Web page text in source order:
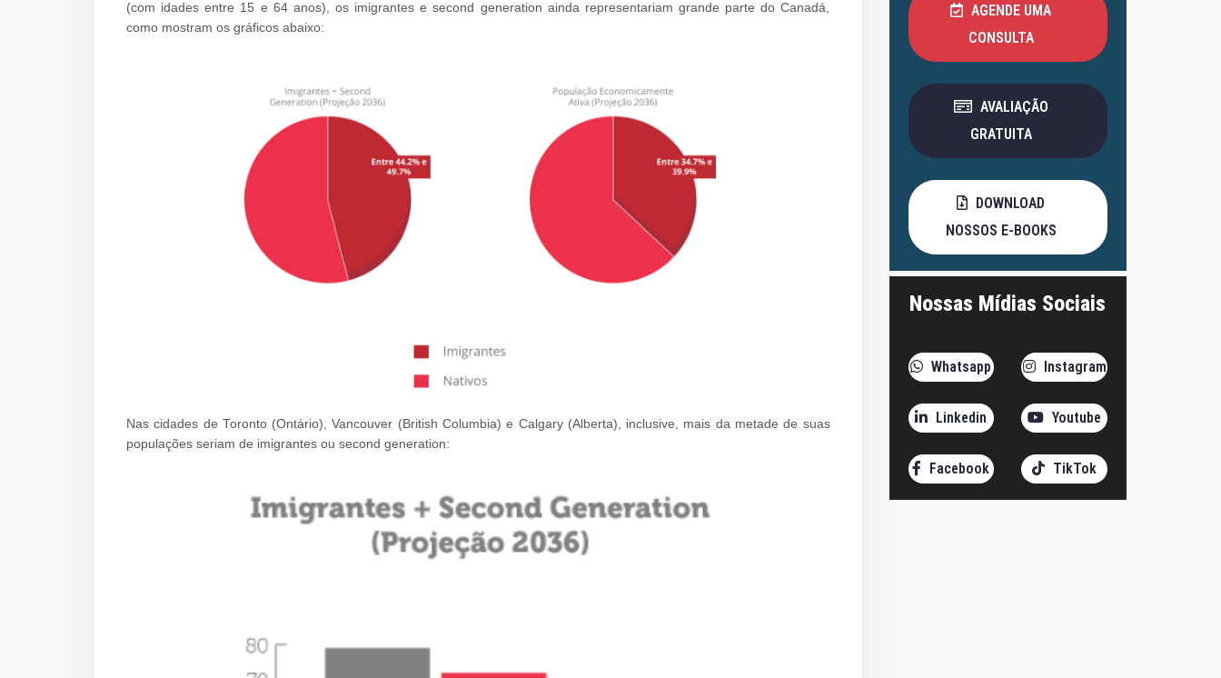
(com idades entre 15 e 64 anos), os imigrantes e second generation ainda representariam grande parte do Canadá,
como mostram os gráficos abaixo:
Nas cidades de Toronto (Ontário), Vancouver (British Columbia) e Calgary (Alberta), inclusive, mais da metade de suas
populações seriam de imigrantes ou second generation:
AGENDE UMA
CONSULTA
AVALIAÇÃO
GRATUITA
DOWNLOAD
NOSSOS E-BOOKS
Nossas Mídias Sociais
Whatsapp Instagram
Linkedin Youtube
Facebook TikTok